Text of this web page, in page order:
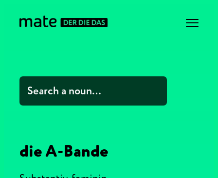
die A-Bande